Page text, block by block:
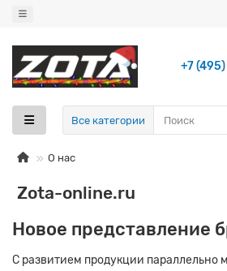
+7
Все категории
О нас
Zota-online.ru
Новое представление
С развитием продукции параллельно